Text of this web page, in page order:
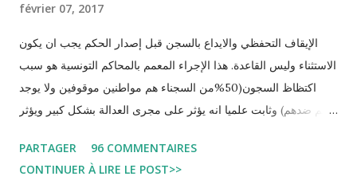
février 07, 2017
الإيقاف التحفظي والايداع بالسجن قبل إصدار الحكم يجب ان يكون
الاستثناء وليس القاعدة. هذا الإجراء المعمم بالمحاكم التونسية هو سبب
اكتظاظ السجون(50%من السجناء هم مواطنين موقوفين ولا يوجد
حكم ضدهم) وثابت علميا انه يؤثر على مجرى العدالة بشكل كبير ويؤثر
التي قضاها تحفظيا . هذه الممارسات تسبب كوارث اجتماعية واقتصادية
و تجعل المواطن يحقد على المنظومة القضائية و يحس بالظلم و القهر
PARTAGER
96 COMMENTAIRES
CONTINUER À LIRE LE POST>>